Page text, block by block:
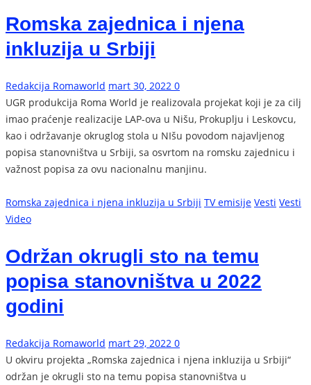
Romska zajednica i njena
inkluzija u Srbiji
Redakcija Romaworld mart 30, 2022 0
UGR produkcija Roma World je realizovala projekat koji je za cilj
imao praćenje realizacije LAP-ova u Nišu, Prokuplju i Leskovcu,
kao i održavanje okruglog stola u NIšu povodom najavljenog
popisa stanovništva u Srbiji, sa osvrtom na romsku zajednicu i
važnost popisa za ovu nacionalnu manjinu.
Romska zajednica i njena inkluzija u Srbiji TV emisije Vesti Vesti
Video
Održan okrugli sto na temu
popisa stanovništva u 2022
godini
Redakcija Romaworld mart 29, 2022 0
U okviru projekta „Romska zajednica i njena inkluzija u Srbiji“
održan je okrugli sto na temu popisa stanovništva u